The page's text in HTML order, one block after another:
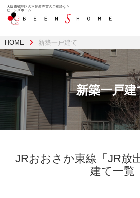
大阪市鶴見区の不動産売買のご相談なら
ビーンズホーム
HOME 新築一戸建て
新築一戸建
JRおおさか東線「JR放
建て一覧